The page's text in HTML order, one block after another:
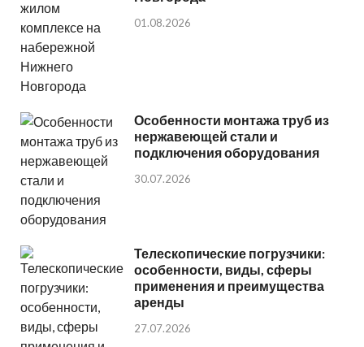
01.08.2026
Особенности монтажа труб из
нержавеющей стали и
подключения оборудования
30.07.2026
Телескопические погрузчики:
особенности, виды, сферы
применения и преимущества
аренды
27.07.2026